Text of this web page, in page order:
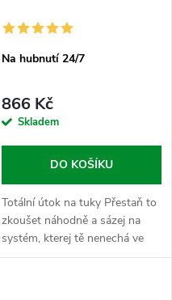
Na hubnutí 24/7
866 Kč
Skladem
DO KOŠÍKU
Totální útok na tuky Přestaň to
zkoušet náhodně a sázej na
systém, kterej tě nenechá ve
štychu. Každá piksla má svůj